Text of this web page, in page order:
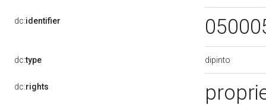
dc:identifier
dc:type dipinto
dc:rights